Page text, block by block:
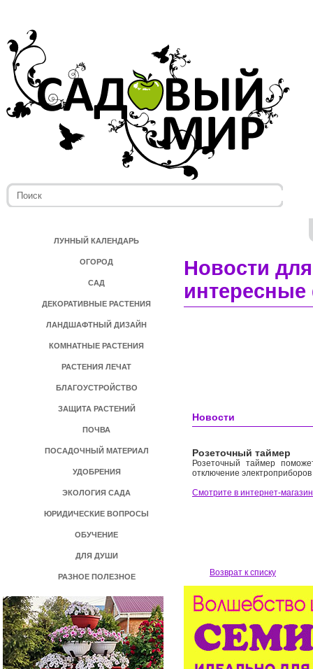
ЛУННЫЙ КАЛЕНДАРЬ
ОГОРОД
САД
ДЕКОРАТИВНЫЕ РАСТЕНИЯ
ЛАНДШАФТНЫЙ ДИЗАЙН
КОМНАТНЫЕ РАСТЕНИЯ
РАСТЕНИЯ ЛЕЧАТ
БЛАГОУСТРОЙСТВО
ЗАЩИТА РАСТЕНИЙ
ПОЧВА
ПОСАДОЧНЫЙ МАТЕРИАЛ
УДОБРЕНИЯ
ЭКОЛОГИЯ САДА
ЮРИДИЧЕСКИЕ ВОПРОСЫ
ОБУЧЕНИЕ
ДЛЯ ДУШИ
РАЗНОЕ ПОЛЕЗНОЕ
Новости
Новости
Розеточный таймер
Розеточный таймер
отключение
Смотрите в интернет-
Возврат к списку